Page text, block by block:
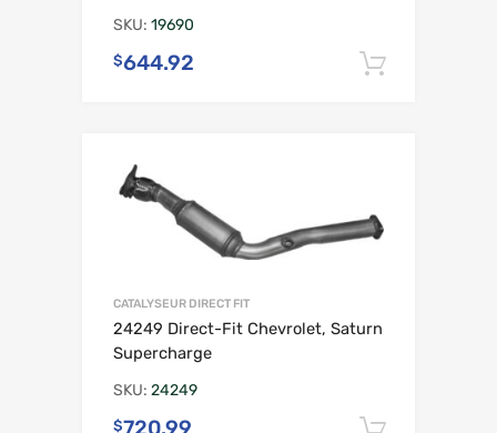
SKU: 19690
$644.92
CATALYSEUR DIRECT FIT
24249 Direct-Fit Chevrolet, Saturn
Supercharge
SKU: 24249
$